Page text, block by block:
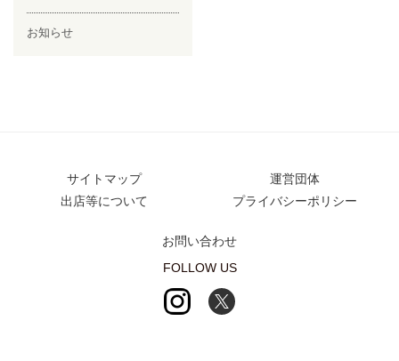
お知らせ
サイトマップ
運営団体
出店等について
プライバシーポリシー
お問い合わせ
FOLLOW US